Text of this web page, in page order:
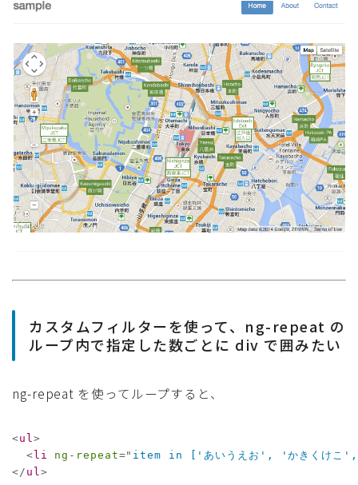
カスタムフィルターを使って、ng-repeat の
ループ内で指定した数ごとに div で囲みたい
ng-repeat を使ってループすると、
<ul>
< li ng-repeat=" item in ['あいうえお', 'かきくけこ
</ ul>